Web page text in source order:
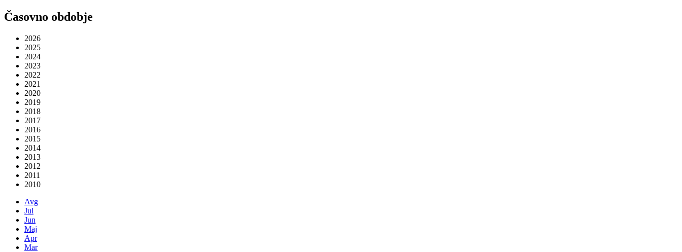
Časovno obdobje
2026
2025
2024
2023
2022
2021
2020
2019
2018
2017
2016
2015
2014
2013
2012
2011
2010
Avg
Jul
Jun
Maj
Apr
Mar